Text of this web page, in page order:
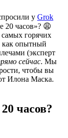
у Grok
20 часов»? 😩
самых горячих
как опытный
(эксперт
сейчас. Мы
чтобы вы
Илона Маска.
часов?